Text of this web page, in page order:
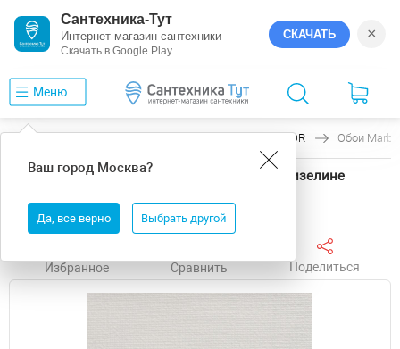
Сантехника-Тут
Интернет-магазин сантехники
Скачать в Google Play
СКАЧАТЬ ×
Меню
Ваш город Москва?
Да, все верно Выбрать другой
PATENT DECOR Обои
Обои Marburg Patent Decor 9347 Винил на флизелине
Избранное Сравнить Поделиться